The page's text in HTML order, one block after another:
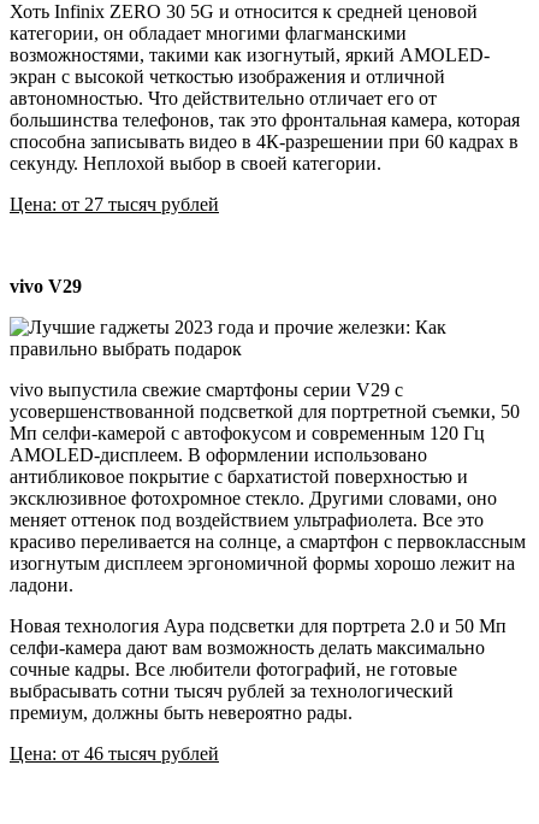
Хоть Infinix ZERO 30 5G и относится к средней ценовой
категории, он обладает многими флагманскими
возможностями, такими как изогнутый, яркий AMOLED-
экран с высокой четкостью изображения и отличной
автономностью. Что действительно отличает его от
большинства телефонов, так это фронтальная камера, которая
способна записывать видео в 4К-разрешении при 60 кадрах в
секунду. Неплохой выбор в своей категории.
Цена: от 27 тысяч рублей
vivo V29
vivo выпустила свежие смартфоны серии V29 с
усовершенствованной подсветкой для портретной съемки, 50
Мп селфи-камерой с автофокусом и современным 120 Гц
AMOLED-дисплеем. В оформлении использовано
антибликовое покрытие с бархатистой поверхностью и
эксклюзивное фотохромное стекло. Другими словами, оно
меняет оттенок под воздействием ультрафиолета. Все это
красиво переливается на солнце, а смартфон с первоклассным
изогнутым дисплеем эргономичной формы хорошо лежит на
ладони.
Новая технология Аура подсветки для портрета 2.0 и 50 Мп
селфи-камера дают вам возможность делать максимально
сочные кадры. Все любители фотографий, не готовые
выбрасывать сотни тысяч рублей за технологический
премиум, должны быть невероятно рады.
Цена: от 46 тысяч рублей